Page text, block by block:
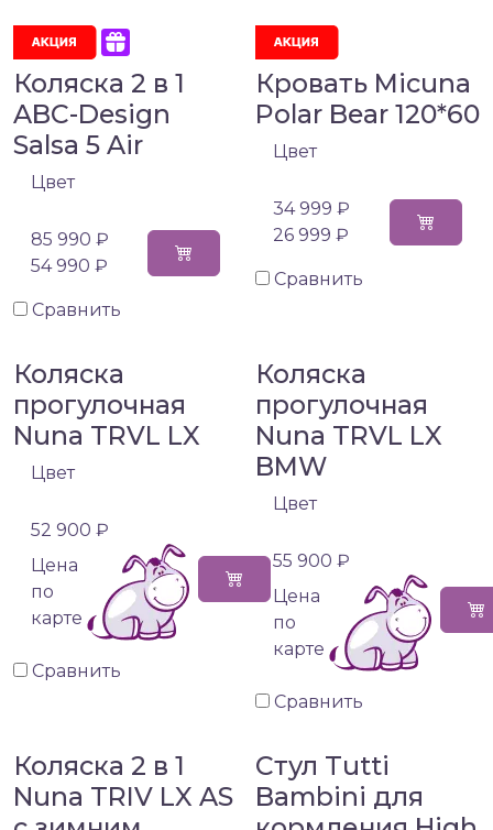
Коляска 2 в 1
ABC-Design
Salsa 5 Air
Цвет
85 990 ₽
54 990 ₽
Сравнить
Кровать Micuna
Polar Bear 120*60
Цвет
34 999 ₽
26 999 ₽
Сравнить
Коляска
прогулочная
Nuna TRVL LX
Цвет
52 900 ₽
Цена
по
карте
Сравнить
Коляска
прогулочная
Nuna TRVL LX
BMW
Цвет
55 900 ₽
Цена
по
карте
Сравнить
Коляска 2 в 1
Nuna TRIV LX AS
Стул Tutti
Bambini для